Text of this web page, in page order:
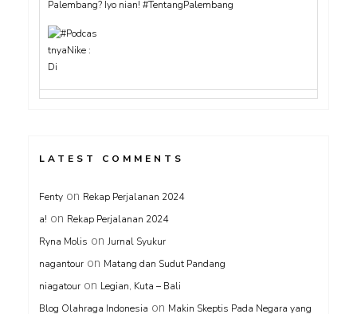
LATEST COMMENTS
Fenty on Rekap Perjalanan 2024
a! on Rekap Perjalanan 2024
Ryna Molis on Jurnal Syukur
nagantour on Matang dan Sudut Pandang
niagatour on Legian, Kuta – Bali
Blog Olahraga Indonesia on Makin Skeptis Pada Negara yang